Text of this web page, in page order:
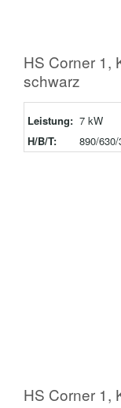
HS Corner 1,
schwarz
Leistung: 7 kW
H/B/T:
890/
HS Corner 1,